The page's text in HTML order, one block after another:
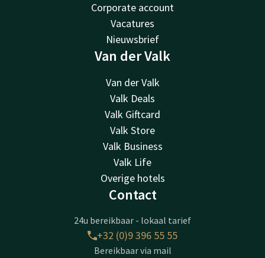
Corporate account
Vacatures
Nieuwsbrief
Van der Valk
Van der Valk
Valk Deals
Valk Giftcard
Valk Store
Valk Business
Valk Life
Overige hotels
Contact
24u bereikbaar - lokaal tarief
+32 (0)9 396 55 55
Bereikbaar via mail